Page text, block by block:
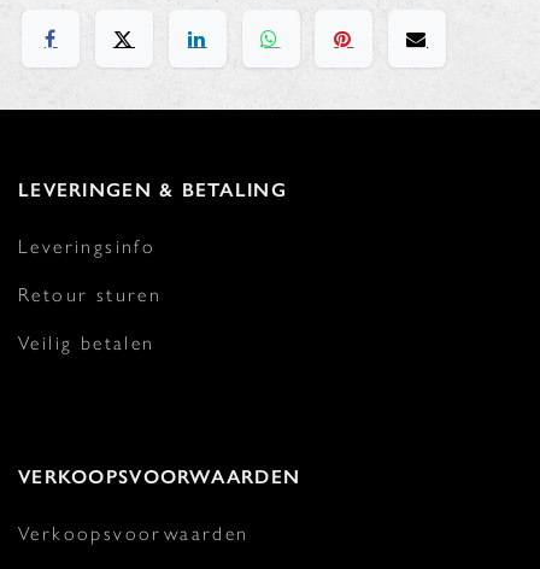
LEVERINGEN & BETALING
Leveringsinfo
Retour sturen
Veilig betalen
VERKOOPSVOORWAARDEN
Verkoopsvoorwaarden